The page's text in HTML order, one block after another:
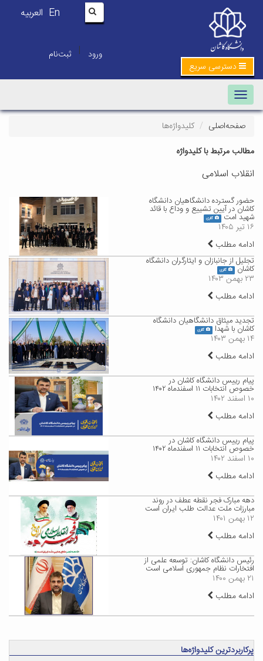
En العربیه
ورود | ثبت‌نام
دسترسی سریع
Toggle navigation
صفحه‌اصلی
کلیدواژه‌ها
مطالب مرتبط با کلیدواژه
انقلاب اسلامی
حضور گسترده دانشگاهیان دانشگاه
کاشان در آیین تشییع و وداع با قائد
شهید امت گالری
۱۶ تیر ۱۴۰۵
ادامه مطلب
تجلیل از جانبازان و ایثارگران دانشگاه
کاشان گالری
۲۳ بهمن ۱۴۰۳
ادامه مطلب
تجدید میثاق دانشگاهیان دانشگاه
کاشان با شهدا گالری
۱۴ بهمن ۱۴۰۳
ادامه مطلب
پیام رییس دانشگاه کاشان در
خصوص انتخابات ۱۱ اسفندماه ۱۴۰۲
۱۰ اسفند ۱۴۰۲
ادامه مطلب
پیام رییس دانشگاه کاشان در
خصوص انتخابات ۱۱ اسفندماه ۱۴۰۲
۱۰ اسفند ۱۴۰۲
ادامه مطلب
دهه مبارک فجر نقطه‌ عطف در روند
مبارزات ملت عدالت طلب ایران است
۱۲ بهمن ۱۴۰۱
ادامه مطلب
رئیس دانشگاه کاشان: توسعه علمی از
افتخارات نظام جمهوری اسلامی است
۲۱ بهمن ۱۴۰۰
ادامه مطلب
پرکاربردترین کلیدواژه‌ها